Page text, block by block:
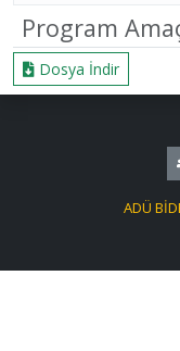
Program
Dosya İndir
ADÜ